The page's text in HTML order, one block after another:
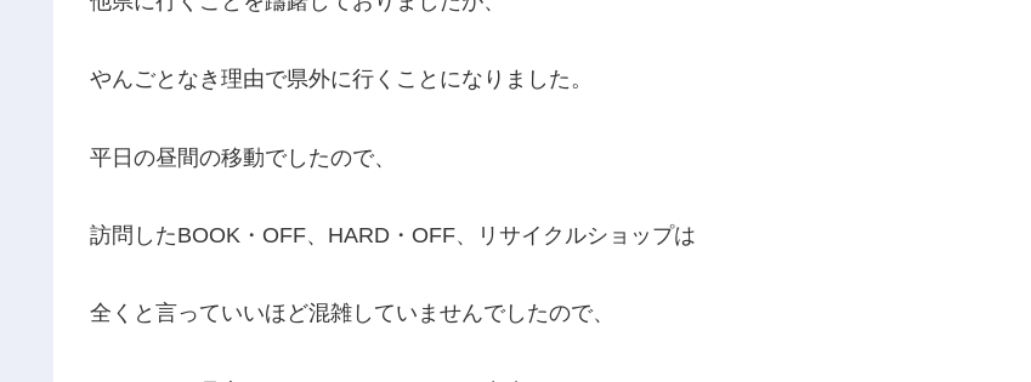
やんごとなき理由で県外に行くことになりました。
平日の昼間の移動でしたので、
訪問したBOOK・OFF、HARD・OFF、リサイクルショップは
全くと言っていいほど混雑していませんでしたので、